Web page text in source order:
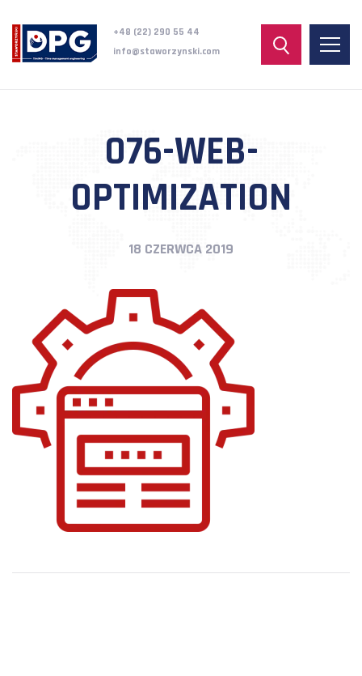
+48 (22) 290 55 44
info@staworzynski.com
076-WEB-
OPTIMIZATION
18 CZERWCA 2019